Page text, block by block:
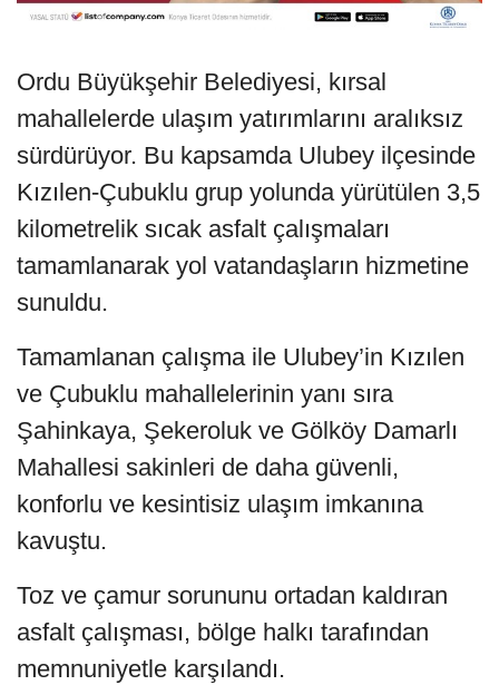
Ordu Büyükşehir Belediyesi, kırsal
mahallelerde ulaşım yatırımlarını aralıksız
sürdürüyor. Bu kapsamda Ulubey ilçesinde
Kızılen-Çubuklu grup yolunda yürütülen 3,5
kilometrelik sıcak asfalt çalışmaları
tamamlanarak yol vatandaşların hizmetine
sunuldu.
Tamamlanan çalışma ile Ulubey’in Kızılen
ve Çubuklu mahallelerinin yanı sıra
Şahinkaya, Şekeroluk ve Gölköy Damarlı
Mahallesi sakinleri de daha güvenli,
konforlu ve kesintisiz ulaşım imkanına
kavuştu.
Toz ve çamur sorununu ortadan kaldıran
asfalt çalışması, bölge halkı tarafından
memnuniyetle karşılandı.